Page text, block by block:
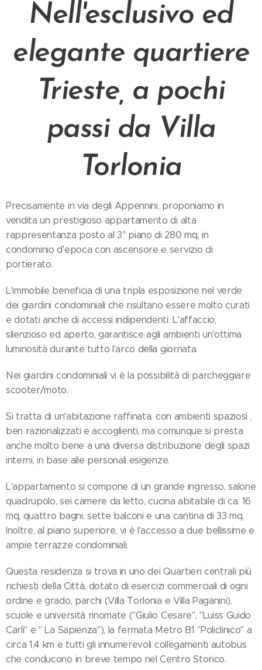
Nell'esclusivo ed
elegante quartiere
Trieste, a pochi
passi da Villa
Torlonia
Precisamente in via degli Appennini, proponiamo in
vendita un prestigioso appartamento di alta
rappresentanza posto al 3° piano di 280 mq, in
condominio d'epoca con ascensore e servizio di
portierato.
L'immobile beneficia di una tripla esposizione nel verde
dei giardini condominiali che risultano essere molto curati
e dotati anche di accessi indipendenti. L'affaccio,
silenzioso ed aperto, garantisce agli ambienti un'ottima
luminosità durante tutto l'arco della giornata.
Nei giardini condominiali vi è la possibilità di parcheggiare
scooter/moto.
Si tratta di un'abitazione raffinata, con ambienti spaziosi ,
ben razionalizzati e accoglienti, ma comunque si presta
anche molto bene a una diversa distribuzione degli spazi
interni, in base alle personali esigenze.
L'appartamento si compone di un grande ingresso, salone
quadrupolo, sei camere da letto, cucina abitabile di ca. 16
mq, quattro bagni, sette balconi e una cantina di 33 mq.
Inoltre, al piano superiore, vi è l'accesso a due bellissime e
ampie terrazze condominiali.
Questa residenza si trova in uno dei Quartieri centrali più
richiesti della Città, dotato di esercizi commerciali di ogni
ordine e grado, parchi (Villa Torlonia e Villa Paganini),
scuole e università rinomate ("Giulio Cesare", "Luiss Guido
Carli" e " La Sapienza"), la fermata Metro B1 "Policlinico" a
circa 1,4 km e tutti gli innumerevoli collegamenti autobus
che conducono in breve tempo nel Centro Storico.